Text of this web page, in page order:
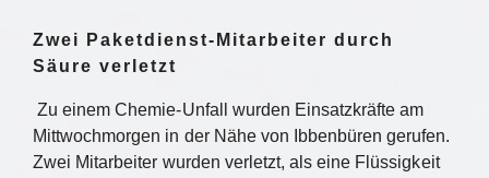
Zwei Paketdienst-Mitarbeiter durch
Säure verletzt
Zu einem Chemie-Unfall wurden Einsatzkräfte am
Mittwochmorgen in der Nähe von Ibbenbüren gerufen.
Zwei Mitarbeiter wurden verletzt, als eine Flüssigkeit